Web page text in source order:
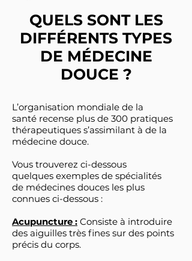
QUELS SONT LES
DIFFÉRENTS TYPES
DE MÉDECINE
DOUCE ?
L’organisation mondiale de la
santé recense plus de 300 pratiques
thérapeutiques s’assimilant à de la
médecine douce.
Vous trouverez ci-dessous
quelques exemples de spécialités
de médecines douces les plus
connues ci-dessous :
Acupuncture : Consiste à introduire
des aiguilles très fines sur des points
précis du corps.